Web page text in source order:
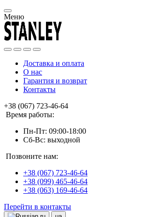
Меню
Доставка и оплата
О нас
Гарантия и возврат
Контакты
+38 (067) 723-46-64
Время работы:
Пн-Пт: 09:00-18:00
Сб-Вс: выходной
Позвоните нам:
+38 (067) 723-46-64
+38 (099) 465-46-64
+38 (063) 169-46-64
Перейти в контакты